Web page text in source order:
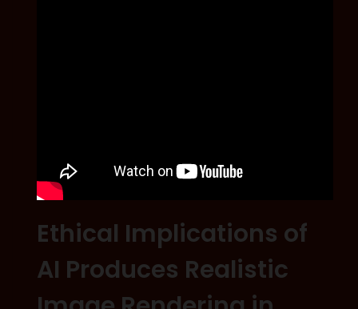
Ethical Implications of
AI Produces Realistic